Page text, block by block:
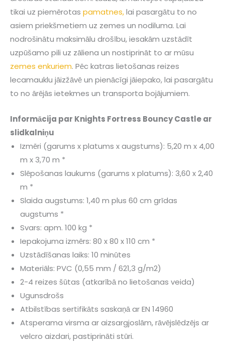
tikai uz piemērotas pamatnes,lai pasargātu to no
asiem priekšmetiem uz zemes un nodiluma. Lai
nodrošinātu maksimālu drošību, iesakām uzstādīt
uzpūšamo pili uz zāliena un nostiprināt to ar mūsu
zemes enkuriem. Pēc katras lietošanas reizes
lecamauklu jāizžāvē un pienācīgi jāiepako, lai pasargātu
to no ārējās ietekmes un transporta bojājumiem.
Informācija par Knights Fortress Bouncy Castle ar
slidkalniņu
Izmēri (garums x platums x augstums): 5,20 m x 4,00
m x 3,70 m *
Slēpošanas laukums (garums x platums): 3,60 x 2,40
m *
Slaida augstums: 1,40 m plus 60 cm grīdas
augstums *
Svars: apm. 100 kg *
Iepakojuma izmērs: 80 x 80 x 110 cm *
Uzstādīšanas laiks: 10 minūtes
Materiāls: PVC (0,55 mm / 621,3 g/m2)
2-4 reizes šūtas (atkarībā no lietošanas veida)
Ugunsdrošs
Atbilstības sertifikāts saskaņā ar EN 14960
Atsperama virsma ar aizsargjoslām, rāvējslēdzējs ar
velcro aizdari, pastiprināti stūri.